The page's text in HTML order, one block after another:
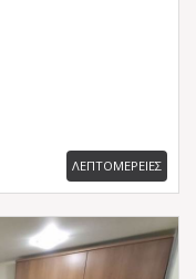
ΛΕΠΤΟΜΕΡΕΙΕΣ